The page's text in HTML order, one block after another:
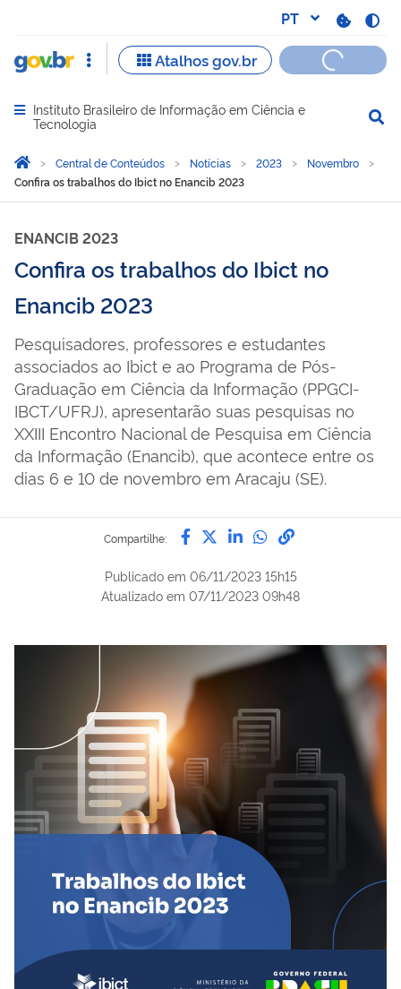
Abrir menu principal de navegação
Instituto Brasileiro de Informação em Ciência e
Tecnologia
Você está aqui:
Página Inicial
Central de Conteúdos Notícias 2023
Novembro
Confira os trabalhos do Ibict no Enancib 2023
ENANCIB 2023
Confira os trabalhos do Ibict no
Enancib 2023
Pesquisadores, professores e estudantes
associados ao Ibict e ao Programa de Pós-
Graduação em Ciência da Informação (PPGCI-
IBCT/UFRJ), apresentarão suas pesquisas no
XXIII Encontro Nacional de Pesquisa em Ciência
da Informação (Enancib), que acontece entre os
dias 6 e 10 de novembro em Aracaju (SE).
Compartilhe: Compartilhe por Facebook
Compartilhe por Twitter
Compartilhe por
Compartilhe
link para
Publicado em 06/11/2023 15h15
Atualizado em 07/11/2023 09h48